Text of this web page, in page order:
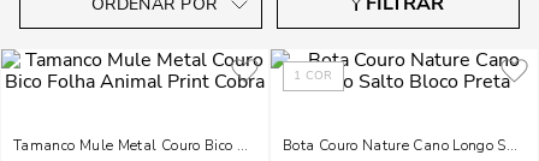
Tamanco Mule Metal Couro Bico Folha Animal Print Cobra
1 COR
Bota Couro Nature Cano Longo Salto